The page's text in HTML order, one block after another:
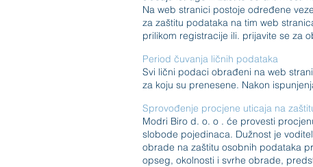
Na web stranici postoje određene
za zaštitu podataka na tim web
prilikom registracije ili. prijavite se za
Period čuvanja ličnih podataka
Svi lični podaci obrađeni na web
za koju su prenesene. Nakon
Sprovođenje procjene uticaja na
Modri Biro d. o. o . će provesti
slobode pojedinaca. Dužnost je
obrade na zaštitu osobnih podataka
opseg, okolnosti i svrhe obrade,